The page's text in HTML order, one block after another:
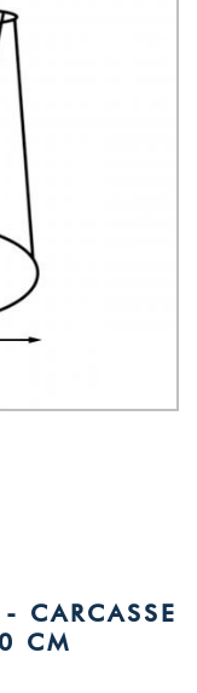
CARCASSE
CM